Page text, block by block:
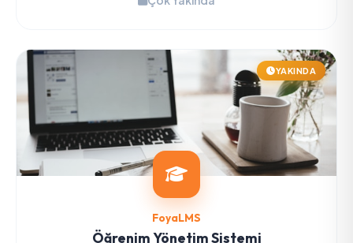
YAKINDA
FoyaLMS
Öğrenim Yönetim Sistemi